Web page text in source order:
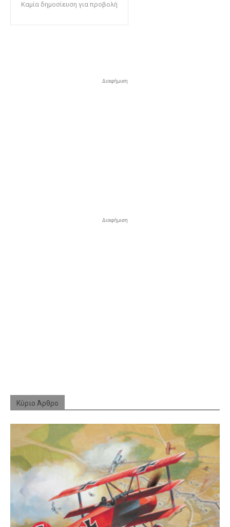
Καμία δημοσίευση για προβολή
Διαφήμιση
Διαφήμιση
Κύριο Άρθρο